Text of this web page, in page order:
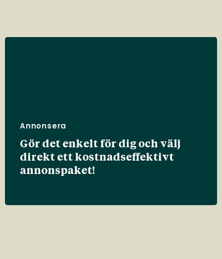
Annonsera
Gör det enkelt för dig och välj
direkt ett kostnadseffektivt
annonspaket!